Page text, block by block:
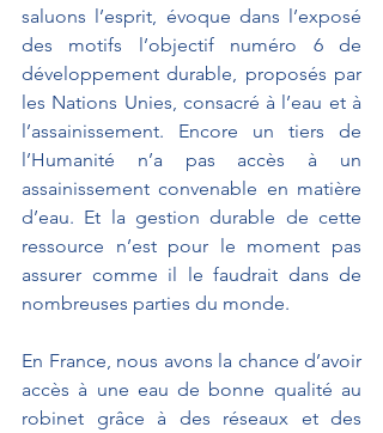
saluons l’esprit, évoque dans l’exposé
des motifs l’objectif numéro 6 de
développement durable, proposés par
les Nations Unies, consacré à l’eau et à
l’assainissement. Encore un tiers de
l’Humanité n’a pas accès à un
assainissement convenable en matière
d’eau. Et la gestion durable de cette
ressource n’est pour le moment pas
assurer comme il le faudrait dans de
nombreuses parties du monde.
En France, nous avons la chance d’avoir
accès à une eau de bonne qualité au
robinet grâce à des réseaux et des